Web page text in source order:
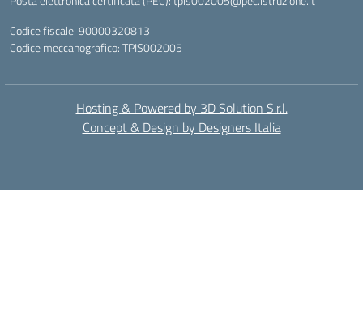
Codice fiscale: 90000320813
Codice meccanografico:TPIS002005
Hosting & Powered by 3D Solution S.r.l.
Concept & Design by Designers Italia